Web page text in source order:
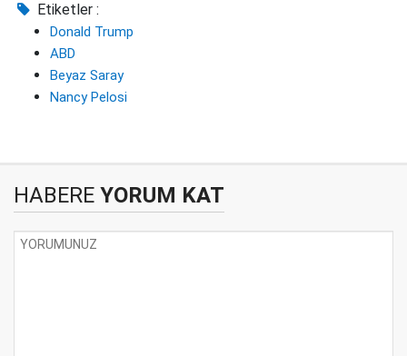
Etiketler :
Donald Trump
ABD
Beyaz Saray
Nancy Pelosi
HABERE YORUM KAT